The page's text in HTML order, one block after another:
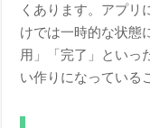
くあります。アプリ
けでは一時的な状態
用」「完了」といっ
い作りになっている